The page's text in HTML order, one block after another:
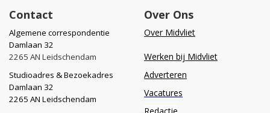
Contact
Algemene correspondentie
Damlaan 32
2265 AN Leidschendam
Studioadres & Bezoekadres
Damlaan 32
2265 AN Leidschendam
Over Ons
Over Midvliet
Werken bij Midvliet
Adverteren
Vacatures
Redactie